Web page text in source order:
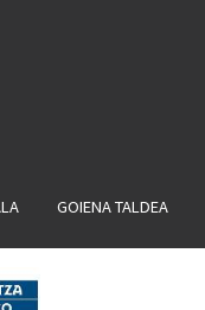
GOIENA TALDEA